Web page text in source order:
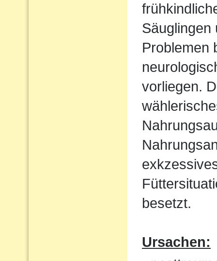
Säuglingen
Problemen
vorliegen.
besetzt.
Ursachen: